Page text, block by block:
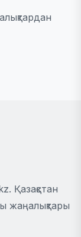
Қазақстан
жаңалықтары